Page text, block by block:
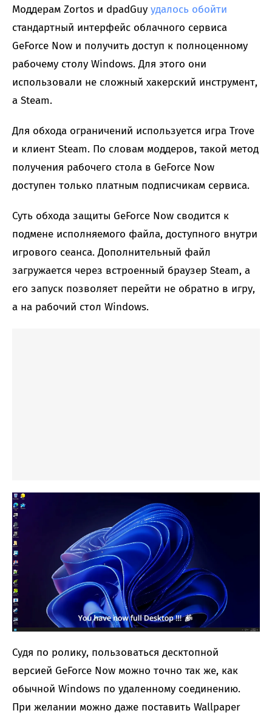
Моддерам Zortos и dpadGuy удалось обойти
стандартный интерфейс облачного сервиса
GeForce Now и получить доступ к полноценному
рабочему столу Windows. Для этого они
использовали не сложный хакерский инструмент,
а Steam.
Для обхода ограничений используется игра Trove
и клиент Steam. По словам моддеров, такой метод
получения рабочего стола в GeForce Now
доступен только платным подписчикам сервиса.
Суть обхода защиты GeForce Now сводится к
подмене исполняемого файла, доступного внутри
игрового сеанса. Дополнительный файл
загружается через встроенный браузер Steam, а
его запуск позволяет перейти не обратно в игру,
а на рабочий стол Windows.
Судя по ролику, пользоваться десктопной
версией GeForce Now можно точно так же, как
обычной Windows по удаленному соединению.
При желании можно даже поставить Wallpaper